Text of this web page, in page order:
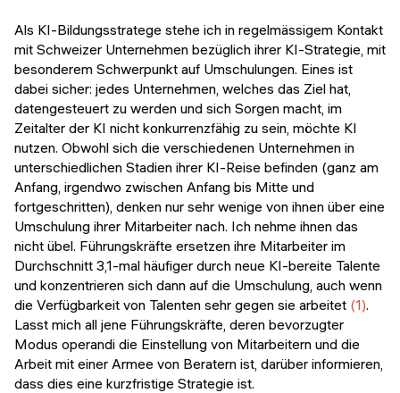
Als KI-Bildungsstratege stehe ich in regelmässigem Kontakt
mit Schweizer Unternehmen bezüglich ihrer KI-Strategie, mit
besonderem Schwerpunkt auf Umschulungen. Eines ist
dabei sicher: jedes Unternehmen, welches das Ziel hat,
datengesteuert zu werden und sich Sorgen macht, im
Zeitalter der KI nicht konkurrenzfähig zu sein, möchte KI
nutzen. Obwohl sich die verschiedenen Unternehmen in
unterschiedlichen Stadien ihrer KI-Reise befinden (ganz am
Anfang, irgendwo zwischen Anfang bis Mitte und
fortgeschritten), denken nur sehr wenige von ihnen über eine
Umschulung ihrer Mitarbeiter nach. Ich nehme ihnen das
nicht übel. Führungskräfte ersetzen ihre Mitarbeiter im
Durchschnitt 3,1-mal häufiger durch neue KI-bereite Talente
und konzentrieren sich dann auf die Umschulung, auch wenn
die Verfügbarkeit von Talenten sehr gegen sie arbeitet (1).
Lasst mich all jene Führungskräfte, deren bevorzugter
Modus operandi die Einstellung von Mitarbeitern und die
Arbeit mit einer Armee von Beratern ist, darüber informieren,
dass dies eine kurzfristige Strategie ist.